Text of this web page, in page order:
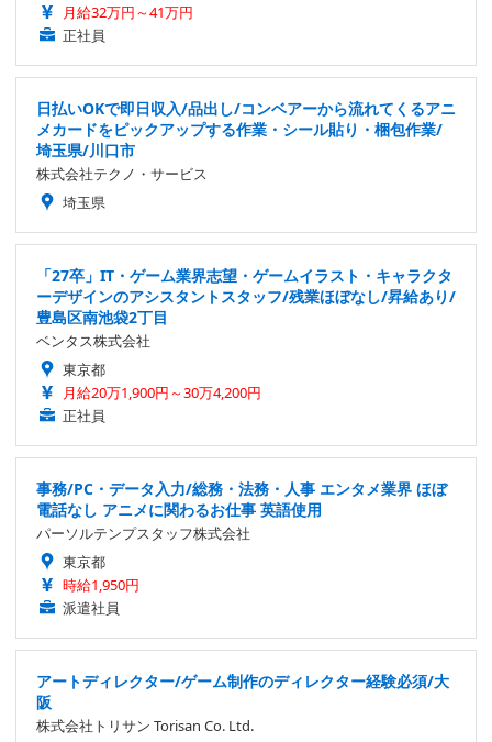
月給32万円～41万円
正社員
日払いOKで即日収入/品出し/コンベアーから流れてくるアニ
メカードをピックアップする作業・シール貼り・梱包作業/
埼玉県/川口市
株式会社テクノ・サービス
埼玉県
「27卒」IT・ゲーム業界志望・ゲームイラスト・キャラクタ
ーデザインのアシスタントスタッフ/残業ほぼなし/昇給あり/
豊島区南池袋2丁目
ベンタス株式会社
東京都
月給20万1,900円～30万4,200円
正社員
事務/PC・データ入力/総務・法務・人事 エンタメ業界 ほぼ
電話なし アニメに関わるお仕事 英語使用
パーソルテンプスタッフ株式会社
東京都
時給1,950円
派遣社員
アートディレクター/ゲーム制作のディレクター経験必須/大
阪
株式会社トリサン Torisan Co. Ltd.